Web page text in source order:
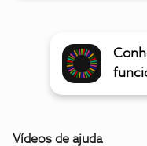
Vídeos de ajuda